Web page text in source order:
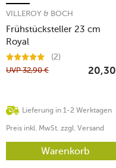
Frühstücksteller 23 cm
Royal
VILLEROY & BOCH
(2)
Lieferung in 1-2 Werktagen
UVP32,90 € 20,30
Preis inkl. MwSt. zzgl. Versand
Warenkorb